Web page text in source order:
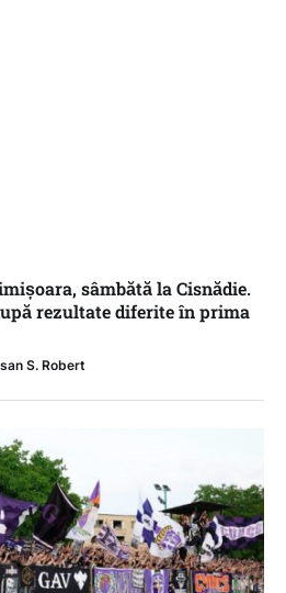
sâmbătă la Cisnădie.
rezultate diferite în prima
S. Robert